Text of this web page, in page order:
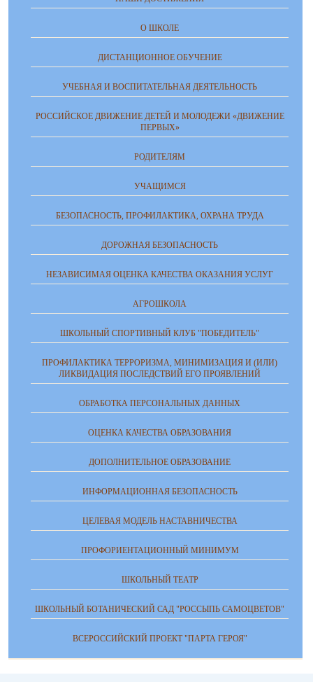
О ШКОЛЕ
ДИСТАНЦИОННОЕ ОБУЧЕНИЕ
УЧЕБНАЯ И ВОСПИТАТЕЛЬНАЯ ДЕЯТЕЛЬНОСТЬ
РОССИЙСКОЕ ДВИЖЕНИЕ ДЕТЕЙ И МОЛОДЕЖИ «ДВИЖЕНИЕ
ПЕРВЫХ»
РОДИТЕЛЯМ
УЧАЩИМСЯ
БЕЗОПАСНОСТЬ, ПРОФИЛАКТИКА, ОХРАНА ТРУДА
ДОРОЖНАЯ БЕЗОПАСНОСТЬ
НЕЗАВИСИМАЯ ОЦЕНКА КАЧЕСТВА ОКАЗАНИЯ УСЛУГ
АГРОШКОЛА
ШКОЛЬНЫЙ СПОРТИВНЫЙ КЛУБ "ПОБЕДИТЕЛЬ"
ПРОФИЛАКТИКА ТЕРРОРИЗМА, МИНИМИЗАЦИЯ И (ИЛИ)
ЛИКВИДАЦИЯ ПОСЛЕДСТВИЙ ЕГО ПРОЯВЛЕНИЙ
ОБРАБОТКА ПЕРСОНАЛЬНЫХ ДАННЫХ
ОЦЕНКА КАЧЕСТВА ОБРАЗОВАНИЯ
ДОПОЛНИТЕЛЬНОЕ ОБРАЗОВАНИЕ
ИНФОРМАЦИОННАЯ БЕЗОПАСНОСТЬ
ЦЕЛЕВАЯ МОДЕЛЬ НАСТАВНИЧЕСТВА
ПРОФОРИЕНТАЦИОННЫЙ МИНИМУМ
ШКОЛЬНЫЙ ТЕАТР
ШКОЛЬНЫЙ БОТАНИЧЕСКИЙ САД "РОССЫПЬ САМОЦВЕТОВ"
ВСЕРОССИЙСКИЙ ПРОЕКТ "ПАРТА ГЕРОЯ"